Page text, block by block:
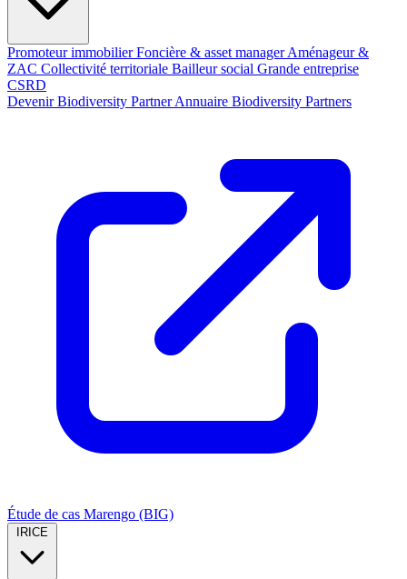
Promoteur immobilierFoncière & asset managerAménageur &
ZAC Collectivité territoriale Bailleur social Grande entreprise
CSRD
Devenir Biodiversity PartnerAnnuaire Biodiversity Partners
Étude de cas Marengo (BIG)
IRICE